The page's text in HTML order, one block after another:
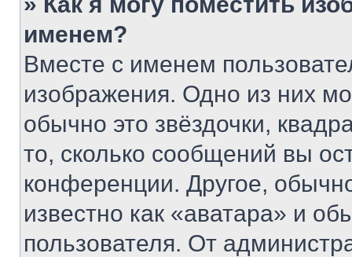
именем?
Вместе с именем
изображения. Одно из них
обычно это звёздочки,
то, сколько сообщений вы
конференции. Другое,
известно как «аватара» и
пользователя. От